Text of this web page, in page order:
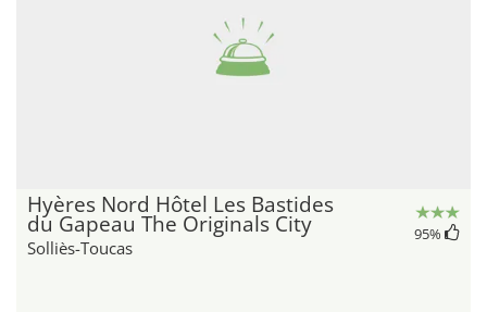
Hyères Nord Hôtel Les Bastides
du Gapeau The Originals City
Solliès-Toucas
95%